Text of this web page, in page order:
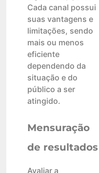
Cada canal possui
suas vantagens e
limitações, sendo
mais ou menos
eficiente
dependendo da
situação e do
público a ser
atingido.
Mensuração
de resultados
Avaliar a